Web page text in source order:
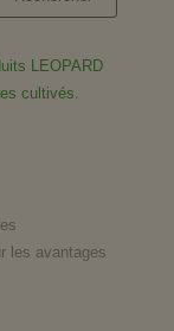
LEOPARD
cultivés.
les avantages